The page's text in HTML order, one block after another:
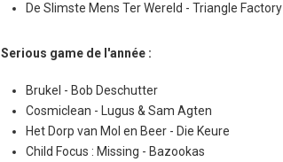
De Slimste Mens Ter Wereld - Triangle Factory
Serious game de l'année :
Brukel - Bob Deschutter
Cosmiclean - Lugus & Sam Agten
Het Dorp van Mol en Beer - Die Keure
Child Focus : Missing - Bazookas